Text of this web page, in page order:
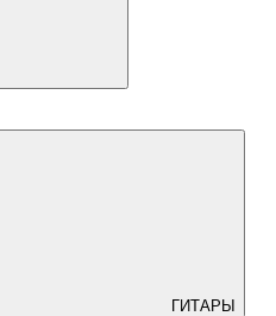
ГИТАРЫ